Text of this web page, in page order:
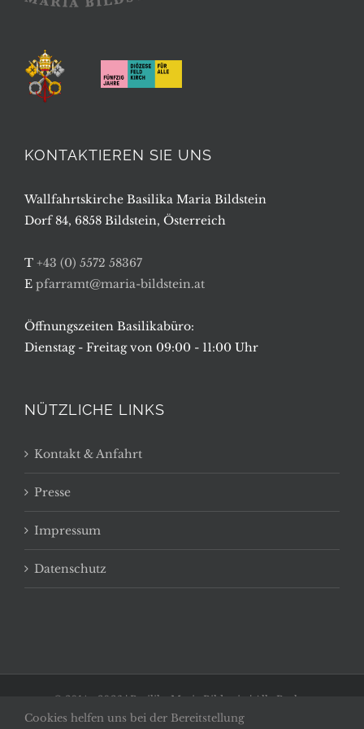
KONTAKTIEREN SIE UNS
Wallfahrtskirche Basilika Maria Bildstein
Dorf 84, 6858 Bildstein, Österreich
T +43 (0) 5572 58367
E pfarramt@maria-bildstein.at
Öffnungszeiten Basilikabüro:
Dienstag - Freitag von 09:00 - 11:00 Uhr
NÜTZLICHE LINKS
Kontakt & Anfahrt
Presse
Impressum
Datenschutz
© 2014 - 2026 | Basilika Maria Bildstein | Alle Rechte
vorbehalten
Cookies helfen uns bei der Bereitstellung